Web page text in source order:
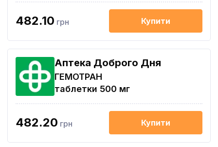
482.10 грн Купити
Аптека Доброго Дня
ГЕМОТРАН
таблетки 500 мг
482.20 грн Купити